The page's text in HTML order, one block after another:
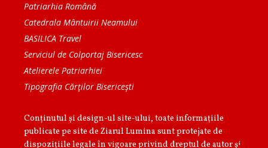
Patriarhia Română
Catedrala Mântuirii Neamului
BASILICA Travel
Serviciul de Colportaj Bisericesc
Atelierele Patriarhiei
Tipografia Cărţilor Bisericeşti
Conținutul și design-ul site-ului, toate informaţiile
publicate pe site de Ziarul Lumina sunt protejate de
dispoziţiile legale în vigoare privind dreptul de autor şi